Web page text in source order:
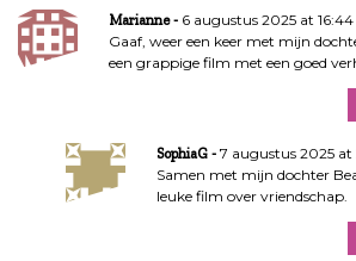
g
a
t
Marianne
6 augustus 2025 at 16:44
Gaaf, weer een keer met mijn
een grappige film met een goed
SophiaG
7 augustus 2025
Samen met mijn dochter
leuke film over vriendschap.